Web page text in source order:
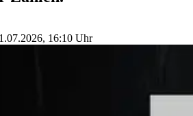
16:10 Uhr